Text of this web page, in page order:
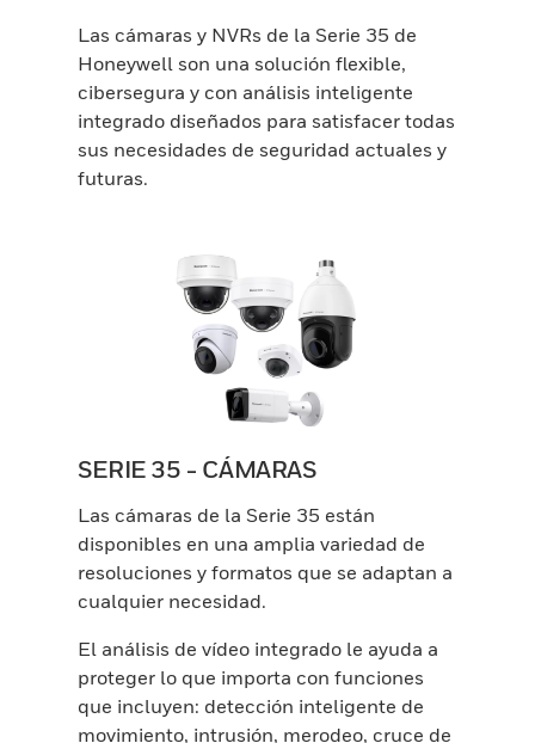
Las cámaras y NVRs de la Serie 35 de
Honeywell son una solución flexible,
cibersegura y con análisis inteligente
integrado diseñados para satisfacer todas
sus necesidades de seguridad actuales y
futuras.
SERIE 35 - CÁMARAS
Las cámaras de la Serie 35 están
disponibles en una amplia variedad de
resoluciones y formatos que se adaptan a
cualquier necesidad.
El análisis de vídeo integrado le ayuda a
proteger lo que importa con funciones
que incluyen: detección inteligente de
movimiento, intrusión, merodeo, cruce de